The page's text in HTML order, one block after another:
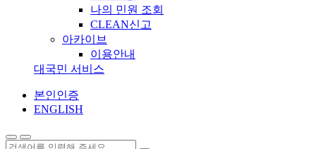
나의 민원 조회
CLEAN신고
아카이브
이용안내
대국민 서비스
본인인증
ENGLISH